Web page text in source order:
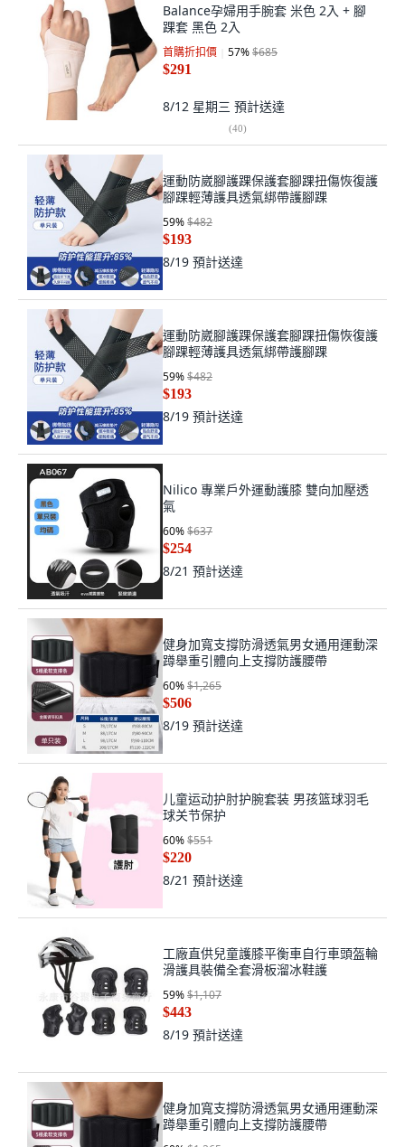
Balance孕婦用手腕套 米色 2入 + 腳
踝套 黑色 2入
首購折扣價 57%$685
$291
8/12 星期三 預計送達
(40)
運動防崴腳護踝保護套腳踝扭傷恢復護
腳踝輕薄護具透氣綁帶護腳踝
59%$482
$193
8/19 預計送達
運動防崴腳護踝保護套腳踝扭傷恢復護
腳踝輕薄護具透氣綁帶護腳踝
59%$482
$193
8/19 預計送達
Nilico 專業戶外運動護膝 雙向加壓透
氣
60%$637
$254
8/21 預計送達
健身加寬支撐防滑透氣男女通用運動深
蹲舉重引體向上支撐防護腰帶
60%$1,265
$506
8/19 預計送達
儿童运动护肘护腕套装 男孩篮球羽毛
球关节保护
60%$551
$220
8/21 預計送達
工廠直供兒童護膝平衡車自行車頭盔輪
滑護具裝備全套滑板溜冰鞋護
59%$1,107
$443
8/19 預計送達
健身加寬支撐防滑透氣男女通用運動深
蹲舉重引體向上支撐防護腰帶